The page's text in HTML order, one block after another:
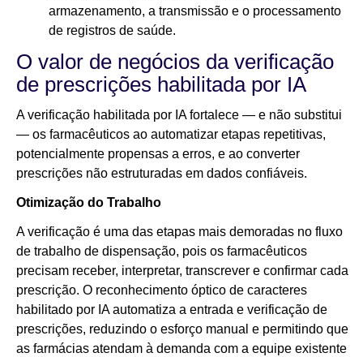
armazenamento, a transmissão e o processamento
de registros de saúde.
O valor de negócios da verificação
de prescrições habilitada por IA
A verificação habilitada por IA fortalece — e não substitui
— os farmacêuticos ao automatizar etapas repetitivas,
potencialmente propensas a erros, e ao converter
prescrições não estruturadas em dados confiáveis.
Otimização do Trabalho
A verificação é uma das etapas mais demoradas no fluxo
de trabalho de dispensação, pois os farmacêuticos
precisam receber, interpretar, transcrever e confirmar cada
prescrição. O reconhecimento óptico de caracteres
habilitado por IA automatiza a entrada e verificação de
prescrições, reduzindo o esforço manual e permitindo que
as farmácias atendam à demanda com a equipe existente